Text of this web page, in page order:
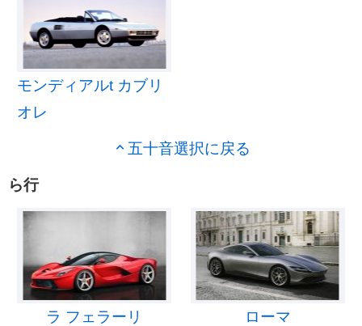
モンディアルt カブリ
オレ
五十音選択に戻る
ら行
ラ フェラーリ ローマ